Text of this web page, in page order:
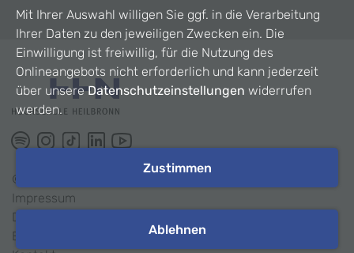
©
Impressum
Datenschutz
Barrierefreiheit
Mit Ihrer Auswahl willigen Sie ggf. in die Verarbeitung
Ihrer Daten zu den jeweiligen Zwecken ein. Die
Einwilligung ist freiwillig, für die Nutzung des
Onlineangebots nicht erforderlich und kann jederzeit
über unsereDatenschutzeinstellungen widerrufen
werden.
Zustimmen
Ablehnen